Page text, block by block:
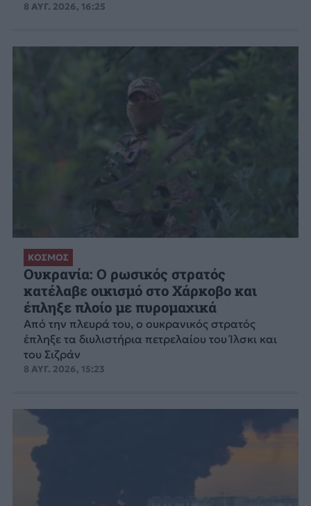
8 ΑΥΓ. 2026, 16:25
ΚΟΣΜΟΣ
Ουκρανία: Ο ρωσικός στρατός
κατέλαβε οικισμό στο Χάρκοβο και
έπληξε πλοίο με πυρομαχικά
Από την πλευρά του, ο ουκρανικός στρατός
έπληξε τα διυλιστήρια πετρελαίου του Ίλσκι και
του Σιζράν
8 ΑΥΓ. 2026, 15:23